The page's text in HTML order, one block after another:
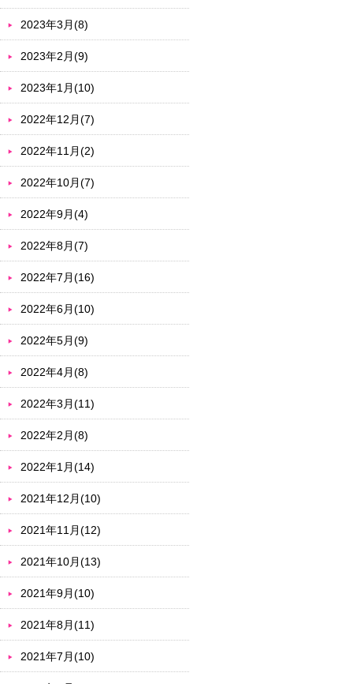
2023年3月(8)
2023年2月(9)
2023年1月(10)
2022年12月(7)
2022年11月(2)
2022年10月(7)
2022年9月(4)
2022年8月(7)
2022年7月(16)
2022年6月(10)
2022年5月(9)
2022年4月(8)
2022年3月(11)
2022年2月(8)
2022年1月(14)
2021年12月(10)
2021年11月(12)
2021年10月(13)
2021年9月(10)
2021年8月(11)
2021年7月(10)